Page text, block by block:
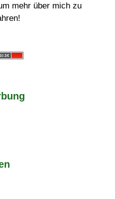
mehr über mich zu